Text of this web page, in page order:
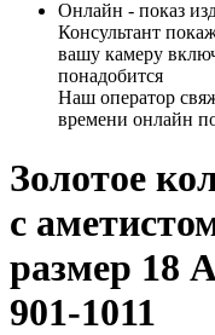
Онлайн - показ
Консультант
вашу камеру
понадобится
Наш оператор
времени онлайн
Золотое
с
размер 18
901-1011